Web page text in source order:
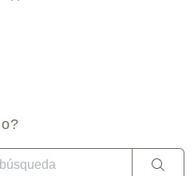
puedes utilizar